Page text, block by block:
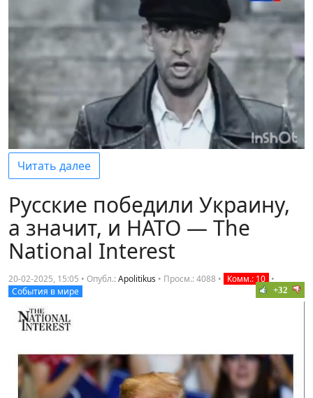
Читать далее
Русские победили Украину,
а значит, и НАТО — The
National Interest
20-02-2025, 15:05 • Опубл.:Apolitikus • Просм.: 4088 • Комм.: 10 •
События в мире
+32